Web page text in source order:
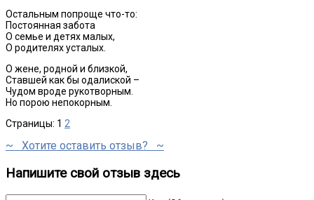
Остальным попроще что-то:
Постоянная забота
О семье и детях малых,
О родителях усталых.
О жене, родной и близкой,
Ставшей как бы одалиской –
Чудом вроде рукотворным.
Но порою непокорным.
Страницы: 1 2
~ Хотите оставить отзыв? ~
Напишите свой отзыв здесь